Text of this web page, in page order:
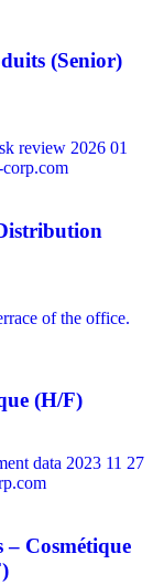
(Senior)
(H/F)
– Cosmétique